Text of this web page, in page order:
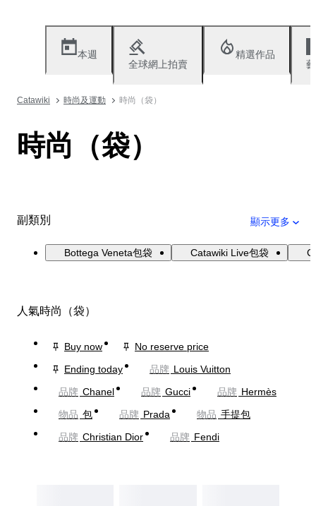
本週
全球網上拍賣
精選作品
Catawiki 時尚及運動 時尚（袋）
時尚（袋）
副類別 顯示更多
Bottega Veneta包袋 Catawiki Live包袋
人氣時尚（袋）
Buy now
No reserve price
Ending today
品牌 Louis Vuitton
品牌 Chanel 品牌 Gucci 品牌 Hermès
物品 包 品牌 Prada 物品 手提包
品牌 Christian Dior 品牌 Fendi